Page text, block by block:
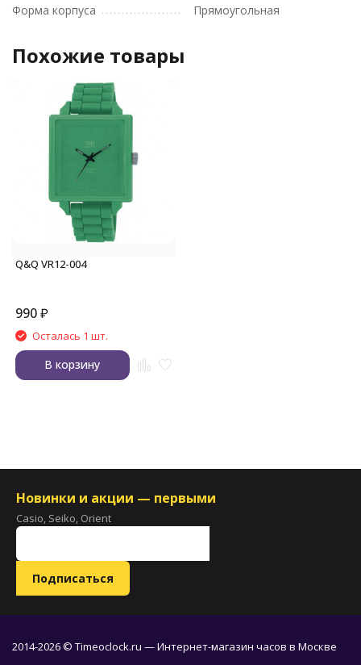
Форма корпуса
Прямоугольная
Похожие товары
Q&Q VR12-004
990₽
Осталась 1 шт.
В корзину
Новинки и акции — первыми
Casio, Seiko, Orient
2014-2026 © Timeoclock.ru — Интернет-магазин часов в Москве